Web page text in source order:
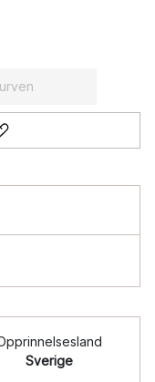
Sverige